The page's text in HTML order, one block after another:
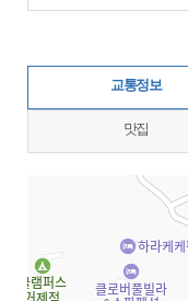
교통정보
맛집
지도삽입 (가로100%)